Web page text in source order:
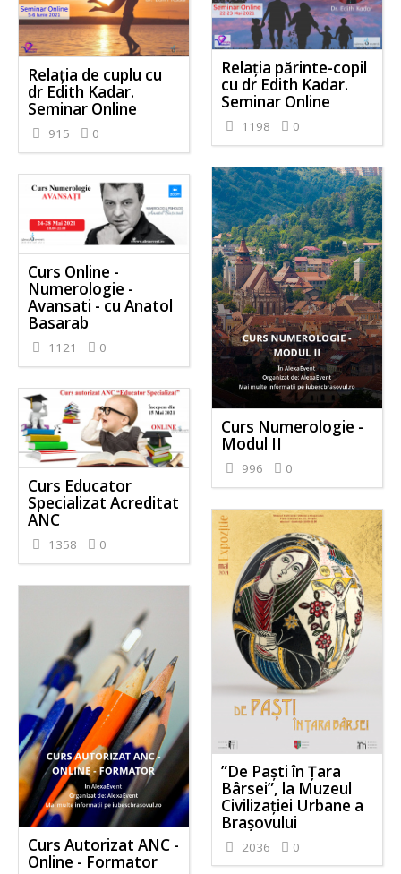
Relația părinte-copil
cu dr Edith Kadar.
Seminar Online
1198 0
Relația de cuplu cu
dr Edith Kadar.
Seminar Online
915 0
Curs Numerologie -
Modul II
996 0
Curs Online -
Numerologie -
Avansati - cu Anatol
Basarab
1121 0
Curs Educator
Specializat Acreditat
ANC
1358 0
”De Paști în Țara
Bârsei”, la Muzeul
Civilizației Urbane a
Brașovului
2036 0
Curs Autorizat ANC -
Online - Formator